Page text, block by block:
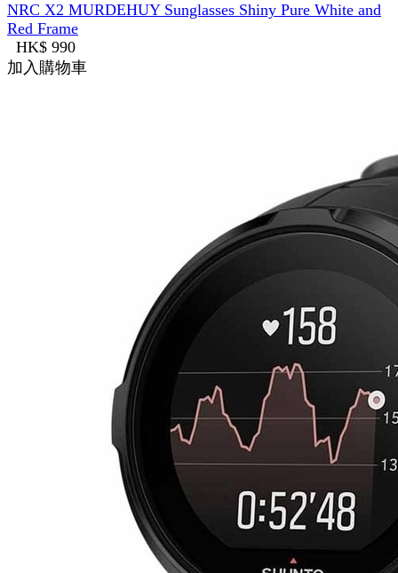
NRC X2 MURDEHUY Sunglasses Shiny Pure White and
Red Frame
HK$ 990
加入購物車